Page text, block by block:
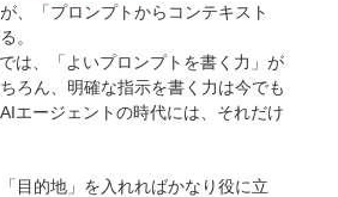
、「プロンプトからコンテキスト
。
は、「よいプロンプトを書く力」が
ろん、明確な指示を書く力は今でも
エージェントの時代には、それだけ
目的地」を入れればかなり役に立